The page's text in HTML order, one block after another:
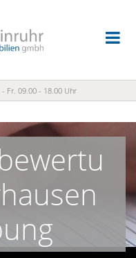
- Fr. 09.00 - 18.00 Uhr